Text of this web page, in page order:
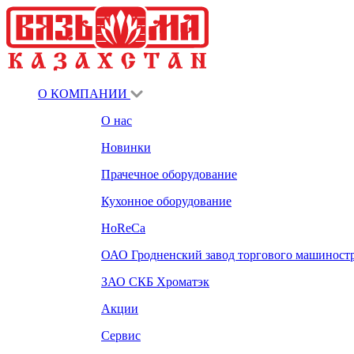
О КОМПАНИИ
О нас
Новинки
Прачечное оборудование
Кухонное оборудование
HoReCa
ОАО Гродненский завод торгового
ЗАО СКБ Хроматэк
Акции
Сервис